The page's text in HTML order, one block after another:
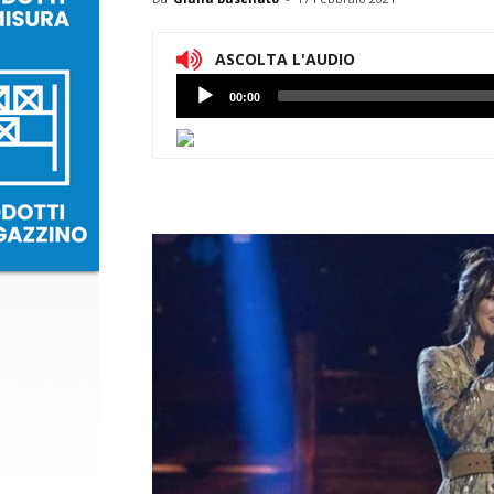
ASCOLTA L'AUDIO
Lettore
Audio
00:00